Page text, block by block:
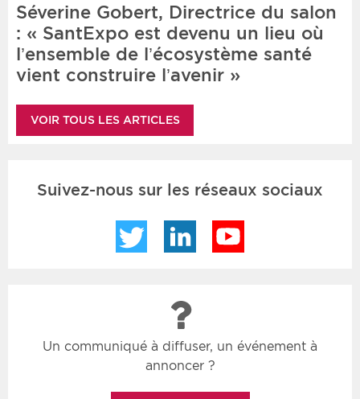
Séverine Gobert, Directrice du salon
: « SantExpo est devenu un lieu où
l’ensemble de l’écosystème santé
vient construire l’avenir »
VOIR TOUS LES ARTICLES
Suivez-nous sur les réseaux sociaux
Twitter LinkedIn
Un communiqué à diffuser, un événement à
annoncer ?